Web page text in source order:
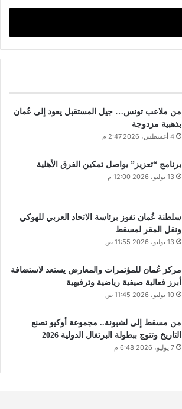
من ملاعب تونس… جيل المستقبل يعود إلى عُمان
بذهبية مزدوجة
4 أغسطس، 2026 2:47 م
برنامج “تعزيز” يواصل تمكين الفرق الأهلية
13 يوليو، 2026 12:00 م
سلطنة عُمان تفوز برئاسة الاتحاد العربي للهوكي
ونقل المقر لمسقط
13 يوليو، 2026 11:55 ص
مركز عُمان للمؤتمرات والمعارض يستعد لاستضافة
أبرز فعالية صيفية رياضية وترفيهية
10 يوليو، 2026 11:45 ص
من مسقط إلى لشبونة.. مجموعة أوكيو تصنع
التاريخ وتتوج ببطولة البرتغال الدولية 2026
7 يوليو، 2026 6:48 م